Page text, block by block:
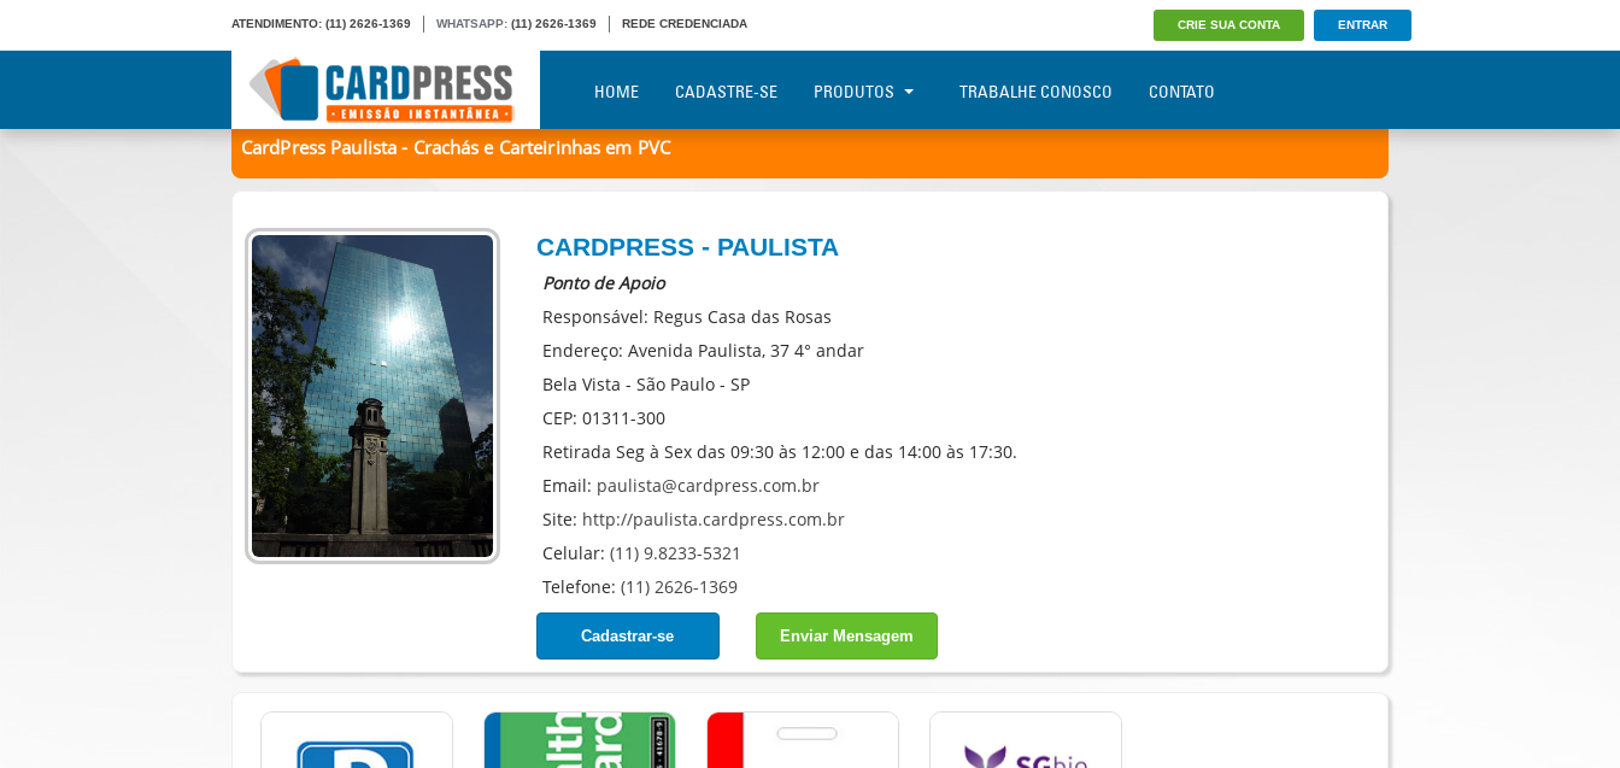
ATENDIMENTO: (11) 2626-1369 WHATSAPP: (11) 2626-1369 REDE CREDENCIADA CRIE SUA CONTA ENTRAR
HOME CADASTRE-SE PRODUTOS TRABALHE CONOSCO CONTATO
CardPress Paulista - Crachás e Carteirinhas em PVC
CARDPRESS - PAULISTA
Ponto de Apoio
Responsável: Regus Casa das Rosas
Endereço: Avenida Paulista, 37 4° andar
Bela Vista - São Paulo - SP
CEP: 01311-300
Retirada Seg à Sex das 09:30 às 12:00 e das 14:00 às 17:30.
Email: paulista@cardpress.com.br
Site: http://paulista.cardpress.com.br
Celular: (11) 9.8233-5321
Telefone: (11) 2626-1369
Cadastrar-se Enviar Mensagem